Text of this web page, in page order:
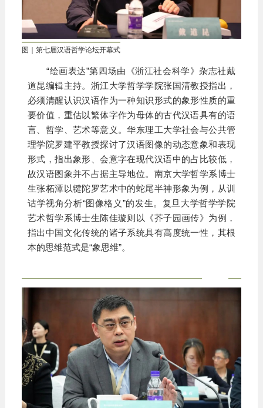
图｜第七届汉语哲学论坛开幕式
“绘画表达”第四场由《浙江社会科学》杂志社戴
道昆编辑主持。浙江大学哲学学院张国清教授指出，
必须清醒认识汉语作为一种知识形式的象形性质的重
要价值，重估以繁体字作为母体的古代汉语具有的语
言、哲学、艺术等意义。华东理工大学社会与公共管
理学院罗建平教授探讨了汉语图像的动态意象和表现
形式，指出象形、会意字在现代汉语中的占比较低，
故汉语图象并不占据主导地位。南京大学哲学系博士
生张柘潭以犍陀罗艺术中的蛇尾半神形象为例，从训
诂学视角分析“图像格义”的发生。复旦大学哲学学院
艺术哲学系博士生陈佳璇则以《芥子园画传》为例，
指出中国文化传统的诸子系统具有高度统一性，其根
本的思维范式是“象思维”。